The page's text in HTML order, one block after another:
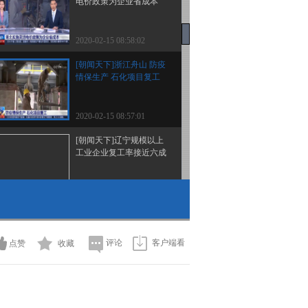
2020-02-15 08:58:02
[朝闻天下]浙江舟山 防疫
情保生产 石化项目复工
2020-02-15 08:57:01
[朝闻天下]辽宁规模以上
工业企业复工率接近六成
2020-02-15 08:54:02
点赞 收藏 评论 客户端看